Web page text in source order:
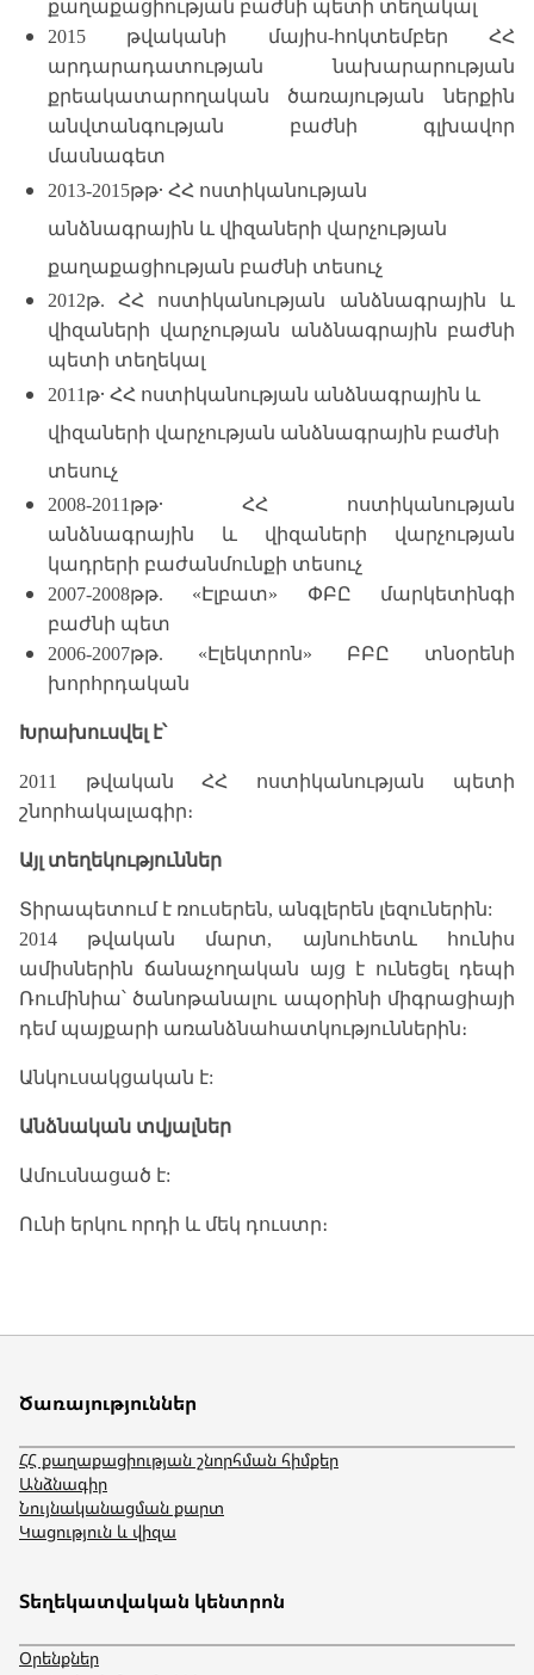
քաղաքացիության բաժնի պետի տեղակալ
2015 թվականի մայիս-հոկտեմբեր ՀՀ
արդարադատության նախարարության
քրեակատարողական ծառայության ներքին
անվտանգության բաժնի գլխավոր
մասնագետ
2013-2015թթ․ ՀՀ ոստիկանության
անձնագրային և վիզաների վարչության
քաղաքացիության բաժնի տեսուչ
2012թ. ՀՀ ոստիկանության անձնագրային և
վիզաների վարչության անձնագրային բաժնի
պետի տեղեկալ
2011թ․ ՀՀ ոստիկանության անձնագրային և
վիզաների վարչության անձնագրային բաժնի
տեսուչ
2008-2011թթ․ ՀՀ ոստիկանության
անձնագրային և վիզաների վարչության
կադրերի բաժանմունքի տեսուչ
2007-2008թթ. «Էլբատ» ՓԲԸ մարկետինգի
բաժնի պետ
2006-2007թթ. «Էլեկտրոն» ԲԲԸ տնօրենի
խորհրդական
Խրախուսվել է՝
2011 թվական ՀՀ ոստիկանության պետի
շնորհակալագիր։
Այլ տեղեկություններ
Տիրապետում է ռուսերեն, անգլերեն լեզուներին:
2014 թվական մարտ, այնուհետև հունիս
ամիսներին ճանաչողական այց է ունեցել դեպի
Ռումինիա՝ ծանոթանալու ապօրինի միգրացիայի
դեմ պայքարի առանձնահատկություններին։
Անկուսակցական է:
Անձնական տվյալներ
Ամուսնացած է:
Ունի երկու որդի և մեկ դուստր։
Ծառայություններ
ՀՀ քաղաքացիության շնորհման հիմքեր
Անձնագիր
Նույնականացման քարտ
Կացություն և վիզա
Տեղեկատվական կենտրոն
Օրենքներ